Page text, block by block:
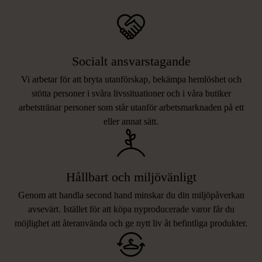
Socialt ansvarstagande
Vi arbetar för att bryta utanförskap, bekämpa hemlöshet och
stötta personer i svåra livssituationer och i våra butiker
arbetstränar personer som står utanför arbetsmarknaden på ett
eller annat sätt.
Hållbart och miljövänligt
Genom att handla second hand minskar du din miljöpåverkan
avsevärt. Istället för att köpa nyproducerade varor får du
möjlighet att återanvända och ge nytt liv åt befintliga produkter.